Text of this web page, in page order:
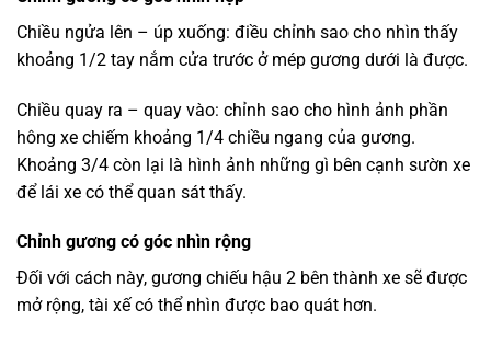
Chiều ngửa lên – úp xuống: điều chỉnh sao cho nhìn thấy
khoảng 1/2 tay nắm cửa trước ở mép gương dưới là được.
Chiều quay ra – quay vào: chỉnh sao cho hình ảnh phần
hông xe chiếm khoảng 1/4 chiều ngang của gương.
Khoảng 3/4 còn lại là hình ảnh những gì bên cạnh sườn xe
để lái xe có thể quan sát thấy.
Chỉnh gương có góc nhìn rộng
Đối với cách này, gương chiếu hậu 2 bên thành xe sẽ được
mở rộng, tài xế có thể nhìn được bao quát hơn.